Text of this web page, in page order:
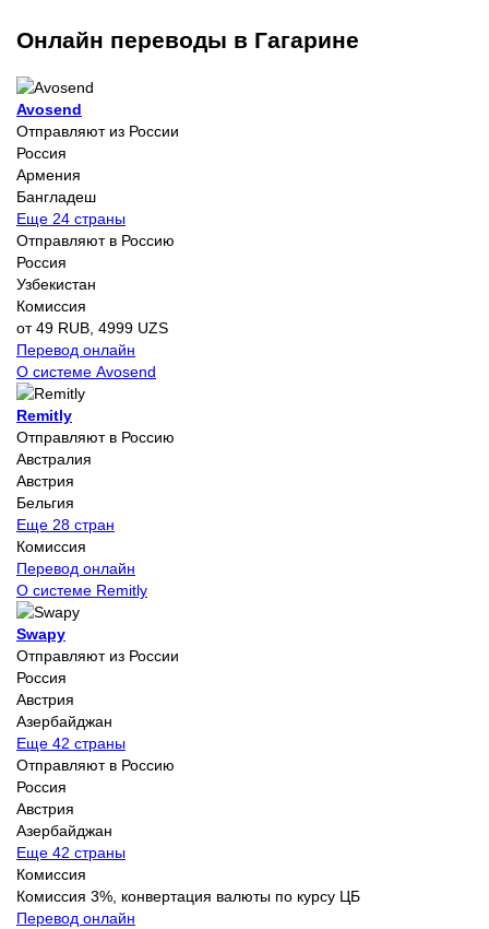
Онлайн переводы в Гагарине
Avosend
Отправляют из России
Россия
Армения
Бангладеш
Еще 24 страны
Отправляют в Россию
Россия
Узбекистан
Комиссия
от 49 RUB, 4999 UZS
Перевод онлайн
О системе Avosend
Remitly
Отправляют в Россию
Австралия
Австрия
Бельгия
Еще 28 стран
Комиссия
Перевод онлайн
О системе Remitly
Swapy
Отправляют из России
Россия
Австрия
Азербайджан
Еще 42 страны
Отправляют в Россию
Россия
Австрия
Азербайджан
Еще 42 страны
Комиссия
Комиссия 3%, конвертация валюты по курсу ЦБ
Перевод онлайн